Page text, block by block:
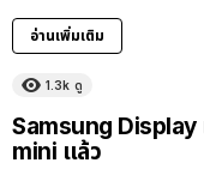
อ่านเพิ่มเติม
1.3k ดู
Samsung Display
mini แล้ว